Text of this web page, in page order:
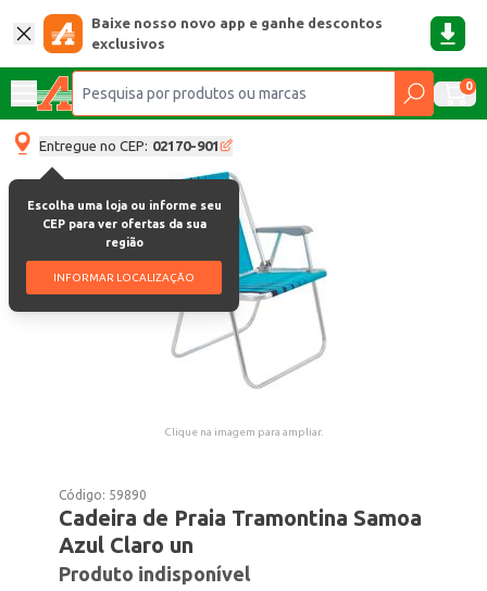
Baixe nosso novo app e ganhe descontos
exclusivos
0
Entregue no CEP: 02170-901
Escolha uma loja ou informe seu
CEP para ver ofertas da sua
região
INFORMAR LOCALIZAÇÃO
Clique na imagem para ampliar.
Código: 59890
Cadeira de Praia Tramontina Samoa
Azul Claro un
Produto indisponível